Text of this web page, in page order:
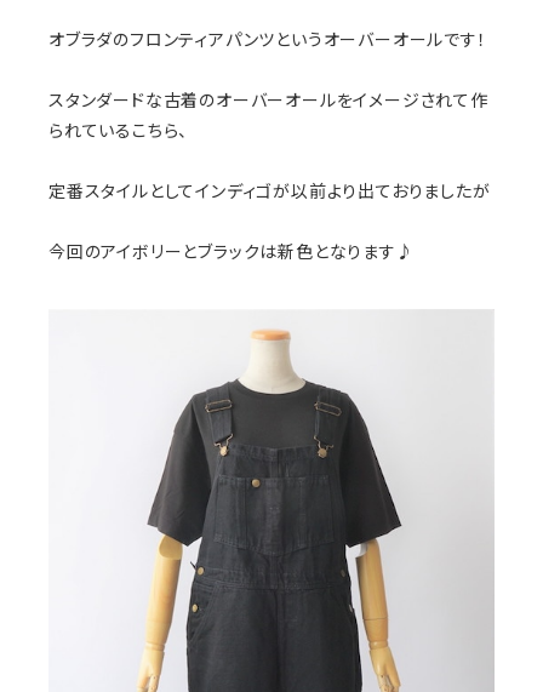
オブラダのフロンティアパンツというオーバーオールです！
スタンダードな古着のオーバーオールをイメージされて作
られているこちら、
定番スタイルとしてインディゴが以前より出ておりましたが
今回のアイボリーとブラックは新色となります♪